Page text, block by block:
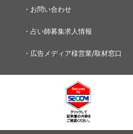
・お問い合わせ
・占い師募集求人情報
・広告メディア様営業/取材窓口